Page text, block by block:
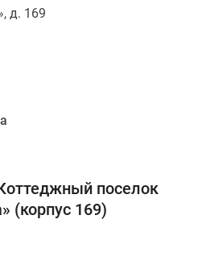
д. 169
поселок
(корпус 169)